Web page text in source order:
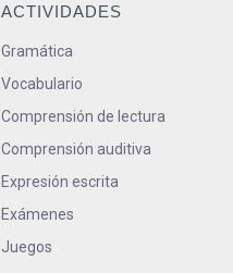
ACTIVIDADES
Gramática
Vocabulario
Comprensión de lectura
Comprensión auditiva
Expresión escrita
Exámenes
Juegos